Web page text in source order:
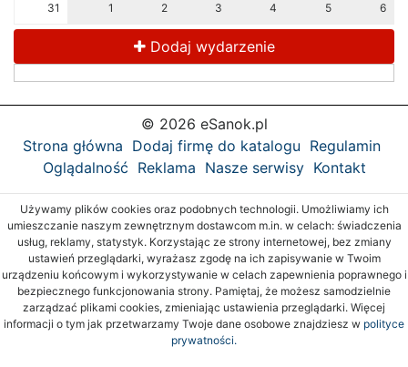
31 1 2 3 4 5 6
Dodaj wydarzenie
© 2026 eSanok.pl
Strona główna Dodaj firmę do katalogu Regulamin
Oglądalność Reklama Nasze serwisy Kontakt
Używamy plików cookies oraz podobnych technologii. Umożliwiamy ich
umieszczanie naszym zewnętrznym dostawcom m.in. w celach: świadczenia
usług, reklamy, statystyk. Korzystając ze strony internetowej, bez zmiany
ustawień przeglądarki, wyrażasz zgodę na ich zapisywanie w Twoim
urządzeniu końcowym i wykorzystywanie w celach zapewnienia poprawnego i
bezpiecznego funkcjonowania strony. Pamiętaj, że możesz samodzielnie
zarządzać plikami cookies, zmieniając ustawienia przeglądarki. Więcej
informacji o tym jak przetwarzamy Twoje dane osobowe znajdziesz w polityce
prywatności.